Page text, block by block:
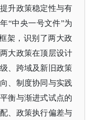
升政策稳定性与有
“中央一号文件”为
架，识别了两大政
大政策在顶层设计
、跨域及新旧政策
、制度协同与实践
衡与渐进式试点的
、政策执行偏差与